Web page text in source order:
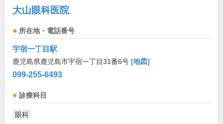
大山眼科医院
所在地・電話番号
宇宿一丁目駅
鹿児島県鹿児島市宇宿一丁目31番6号 [地図]
099-255-6493
診療科目
眼科